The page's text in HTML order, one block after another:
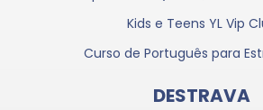
Kids e Teens YL Vip
Curso de Português para
DESTRAVA